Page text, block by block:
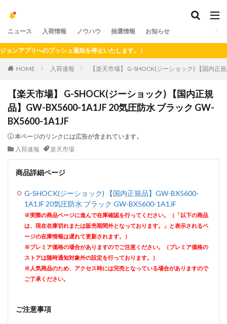
ニュース 入荷情報 ノウハウ 抽選情報 お知らせ
プリへのプッシュ通知を停止いたします。）
HOME 入荷速報 【楽天市場】 G-SHOCK(ジーショック) 【国内
【楽天市場】 G-SHOCK(ジーショック) 【国内正規
品】GW-BX5600-1A1JF 20気圧防水 ブラック GW-
BX5600-1A1JF
本ページのリンクには広告が含まれています。
入荷速報
楽天市場
商品詳細ページ
G-SHOCK(ジーショック) 【国内正規品】GW-BX5600-
1A1JF 20気圧防水 ブラック GW-BX5600-1A1JF
※実際の商品ページに進んで在庫確認を行ってください。（「以下の商品
は、現在在庫切れまたは販売期間外となっております。」と表示されるペ
ージの在庫情報は遅れて更新されます。）
※プレミア価格の場合がありますのでご注意ください。（プレミア価格の
ストアは随時通知対象外の設定を行っております。）
※人気商品のため、アクセス時には完売となっている場合がありますので
ご了承ください。
ご注意事項